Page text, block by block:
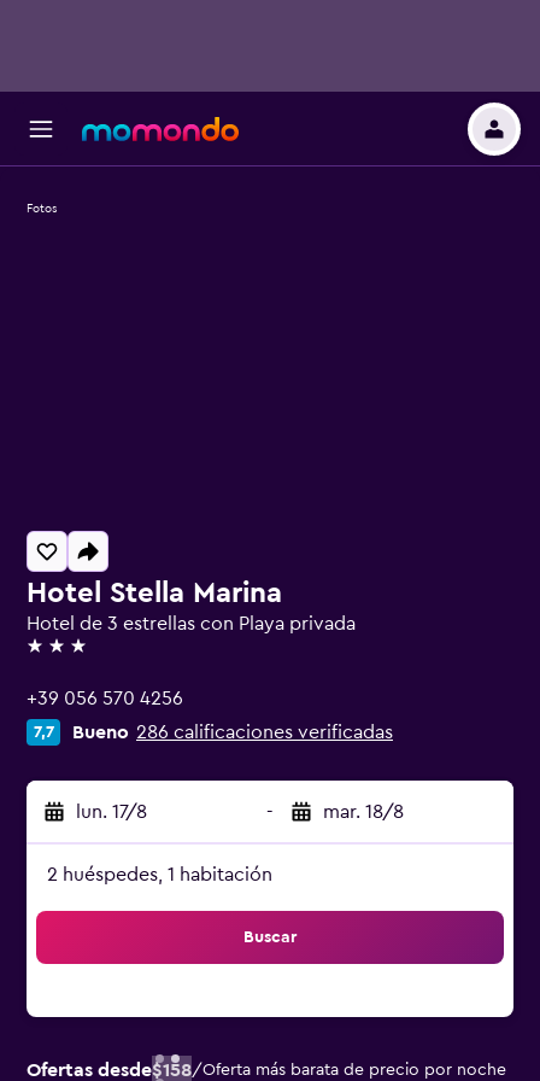
Hotel Stella Marina
Hotel de 3 estrellas con Playa privada
3 estrellas
+39 056 570 4256
7,7 Bueno 286 calificaciones verificadas
lun. 17/8 - mar. 18/8
2 huéspedes, 1 habitación
Buscar
Ofertas desde$158/Oferta más barata de precio por noche
Fotos